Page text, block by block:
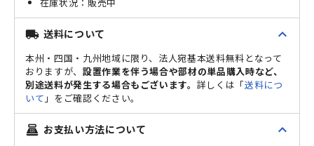
local_shipping 送料について expand_less
本州・四国・九州地域に限り、法人宛基本送料無料となって
おりますが、 設置作業を伴う場合や部材の単品購入時など、
別途送料が発生する場合もございます。 詳しくは「送料につ
いて 」をご確認ください。
point_of_sale お支払い方法について expand_less